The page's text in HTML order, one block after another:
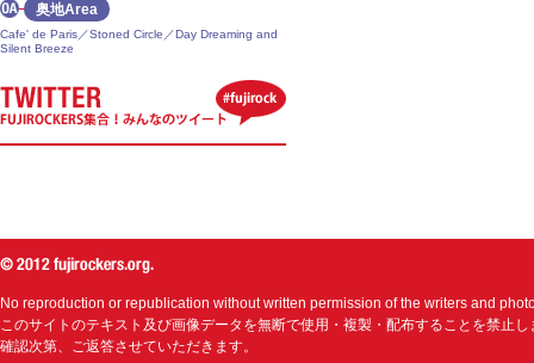
奥地Area
Cafe' de Paris／Stoned Circle／Day Dreaming and
Silent Breeze
No reproduction or republication without written permission of the writers and
このサイトのテキスト及び画像データを無断で使用・複製・配布することを禁止
確認次第、ご返答させていただきます。